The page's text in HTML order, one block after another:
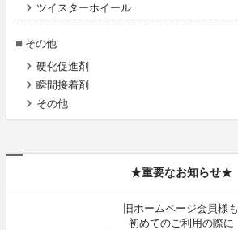
ツイスターホイール
その他
硬化促進剤
瞬間接着剤
その他
★重要なお知らせ★
旧ホームページ会員様も
初めてのご利用の際に